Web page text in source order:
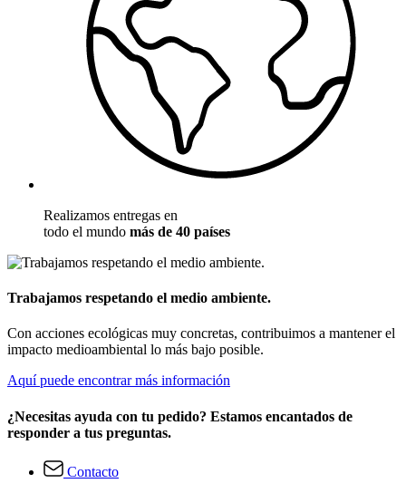
Realizamos entregas en
todo el mundo más de 40 países
Trabajamos respetando el medio ambiente.
Con acciones ecológicas muy concretas, contribuimos a mantener el
impacto medioambiental lo más bajo posible.
Aquí puede encontrar más información
¿Necesitas ayuda con tu pedido? Estamos encantados de
responder a tus preguntas.
Contacto